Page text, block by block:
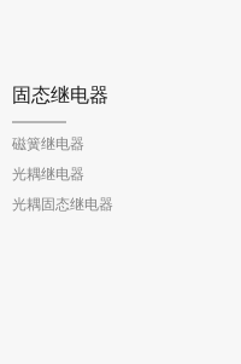
固态继电器
磁簧继电器
光耦继电器
光耦固态继电器